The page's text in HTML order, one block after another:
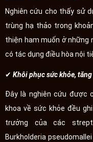
Nghiên cứu cho thấy sử
trùng hạ thảo trong
thiện ham muốn ở những
có tác dụng điều hòa nội
✔ Khôi phục sức khỏe,
Đây là nghiên cứu được
khoa về sức khỏe đều
trưởng của các
Burkholderia